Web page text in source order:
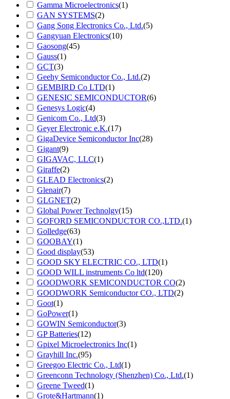
Gamma Microelectronics(1)
GAN SYSTEMS(2)
Gang Song Electronics Co., Ltd.(5)
Gangyuan Electronics(10)
Gaosong(45)
Gauss(1)
GCT(3)
Geehy Semiconductor Co., Ltd.(2)
GEMBIRD Co LTD(1)
GENESIC SEMICONDUCTOR(6)
Genesys Logic(4)
Genicom Co., Ltd(3)
Geyer Electronic e.K.(17)
GigaDevice Semiconductor Inc(28)
Gigant(9)
GIGAVAC, LLC(1)
Giraffe(2)
GLEAD Electronics(2)
Glenair(7)
GLGNET(2)
Global Power Technolgy(15)
GOFORD SEMICONDUCTOR CO.,LTD.(1)
Golledge(63)
GOOBAY(1)
Good display(53)
GOOD SKY ELECTRIC CO., LTD(1)
GOOD WILL instruments Co ltd(120)
GOODWORK SEMICONDUCTOR CO(2)
GOODWORK Semiconductor CO., LTD(2)
Goot(1)
GoPower(1)
GOWIN Semiconductor(3)
GP Batteries(12)
Gpixel Microelectronics Inc(1)
Grayhill Inc.(95)
Greegoo Electric Co., Ltd(1)
Greenconn Technology (Shenzhen) Co., Ltd.(1)
Greene Tweed(1)
Grote&Hartmann(1)